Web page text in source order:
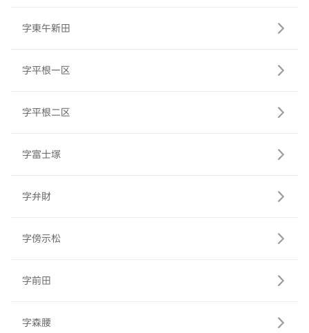
字東午新田
字平根一区
字平根二区
字富士塚
字弁財
字傍示松
字前田
字森腰